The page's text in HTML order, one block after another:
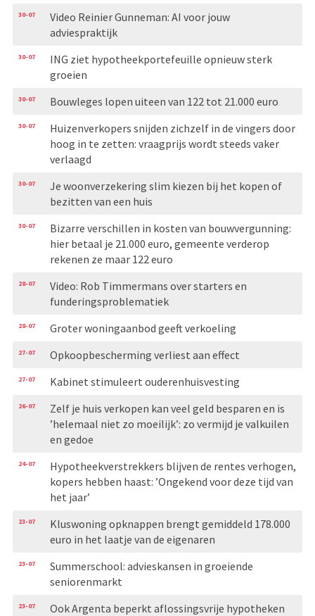
30-07
Video Reinier Gunneman: AI voor jouw
adviespraktijk
30-07
ING ziet hypotheekportefeuille opnieuw sterk
groeien
30-07 Bouwleges lopen uiteen van 122 tot 21.000 euro
30-07
Huizenverkopers snijden zichzelf in de vingers door
hoog in te zetten: vraagprijs wordt steeds vaker
verlaagd
30-07
Je woonverzekering slim kiezen bij het kopen of
bezitten van een huis
30-07
Bizarre verschillen in kosten van bouwvergunning:
hier betaal je 21.000 euro, gemeente verderop
rekenen ze maar 122 euro
28-07
Video: Rob Timmermans over starters en
funderingsproblematiek
28-07 Groter woningaanbod geeft verkoeling
27-07 Opkoopbescherming verliest aan effect
27-07 Kabinet stimuleert ouderenhuisvesting
26-07
Zelf je huis verkopen kan veel geld besparen en is
’helemaal niet zo moeilijk’: zo vermijd je valkuilen
en gedoe
24-07
Hypotheekverstrekkers blijven de rentes verhogen,
kopers hebben haast: ’Ongekend voor deze tijd van
het jaar’
23-07
Kluswoning opknappen brengt gemiddeld 178.000
euro in het laatje van de eigenaren
23-07
Summerschool: advieskansen in groeiende
seniorenmarkt
23-07 Ook Argenta beperkt aflossingsvrije hypotheken